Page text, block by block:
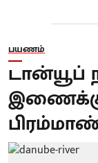
பயணம்
டான்யூப்